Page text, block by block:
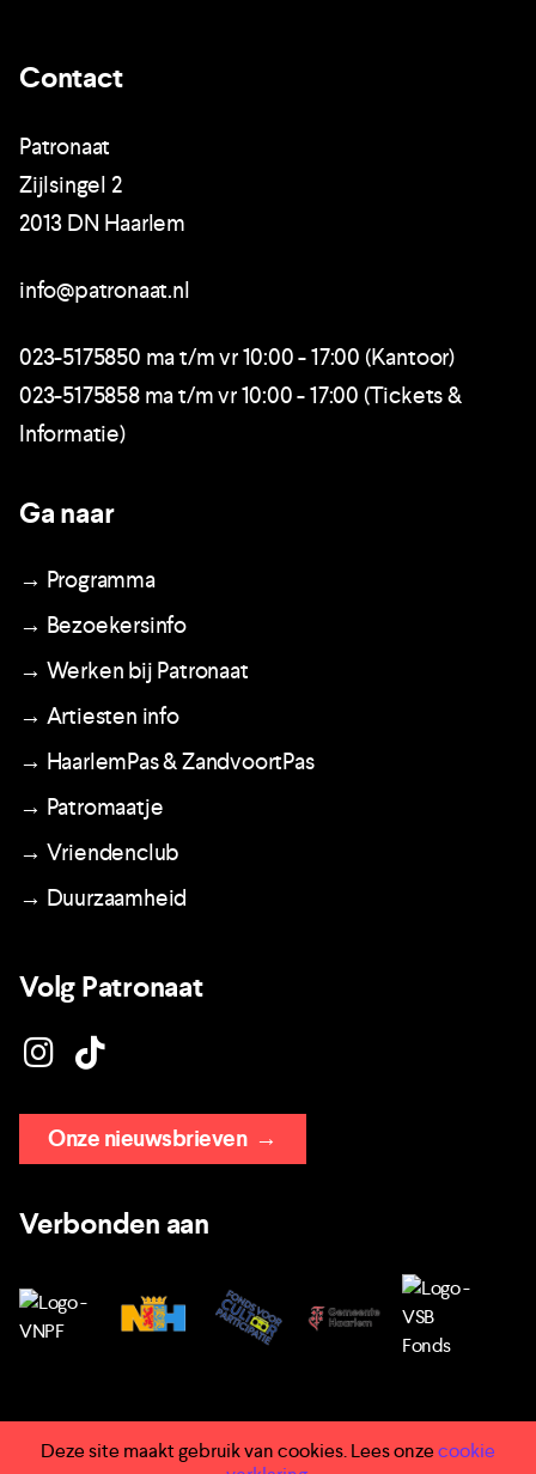
Contact
Patronaat
Zijlsingel 2
2013 DN Haarlem
info@patronaat.nl
023-5175850 ma t/m vr 10:00 - 17:00 (Kantoor)
023-5175858 ma t/m vr 10:00 - 17:00 (Tickets &
Informatie)
Ga naar
→ Programma
→ Bezoekersinfo
→ Werken bij Patronaat
→ Artiesten info
→ HaarlemPas & ZandvoortPas
→ Patromaatje
→ Vriendenclub
→ Duurzaamheid
Volg Patronaat
Onze nieuwsbrieven→
Verbonden aan
Deze site maakt gebruik van cookies. Lees onzecookie